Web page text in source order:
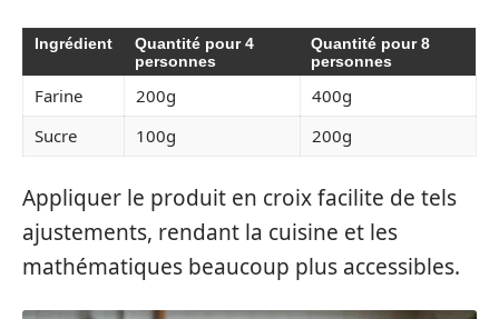
Ingrédient
Quantité pour 4
personnes
Quantité pour 8
personnes
Farine 200g
400g
Sucre
100g 200g
Appliquer le produit en croix facilite de tels
ajustements, rendant la cuisine et les
mathématiques beaucoup plus accessibles.